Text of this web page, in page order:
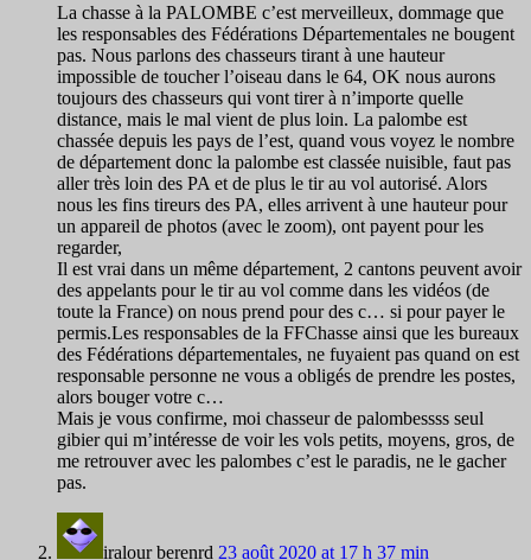
La chasse à la PALOMBE c’est merveilleux, dommage que
les responsables des Fédérations Départementales ne bougent
pas. Nous parlons des chasseurs tirant à une hauteur
impossible de toucher l’oiseau dans le 64, OK nous aurons
toujours des chasseurs qui vont tirer à n’importe quelle
distance, mais le mal vient de plus loin. La palombe est
chassée depuis les pays de l’est, quand vous voyez le nombre
de département donc la palombe est classée nuisible, faut pas
aller très loin des PA et de plus le tir au vol autorisé. Alors
nous les fins tireurs des PA, elles arrivent à une hauteur pour
un appareil de photos (avec le zoom), ont payent pour les
regarder,
Il est vrai dans un même département, 2 cantons peuvent avoir
des appelants pour le tir au vol comme dans les vidéos (de
toute la France) on nous prend pour des c… si pour payer le
permis.Les responsables de la FFChasse ainsi que les bureaux
des Fédérations départementales, ne fuyaient pas quand on est
responsable personne ne vous a obligés de prendre les postes,
alors bouger votre c…
Mais je vous confirme, moi chasseur de palombessss seul
gibier qui m’intéresse de voir les vols petits, moyens, gros, de
me retrouver avec les palombes c’est le paradis, ne le gacher
pas.
iralour berenrd 23 août 2020 at 17 h 37 min